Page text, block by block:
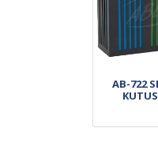
AB-722